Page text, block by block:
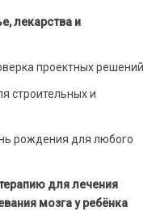
лекарства и
проектных решений
строительных и
рождения для любого
для лечения
мозга у ребёнка